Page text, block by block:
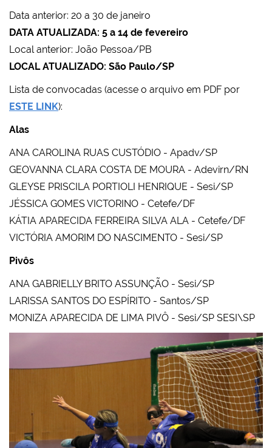
Data anterior: 20 a 30 de janeiro
DATA ATUALIZADA: 5 a 14 de fevereiro
Local anterior: João Pessoa/PB
LOCAL ATUALIZADO: São Paulo/SP
Lista de convocadas (acesse o arquivo em PDF por
ESTE LINK):
Alas
ANA CAROLINA RUAS CUSTÓDIO - Apadv/SP
GEOVANNA CLARA COSTA DE MOURA - Adevirn/RN
GLEYSE PRISCILA PORTIOLI HENRIQUE - Sesi/SP
JÉSSICA GOMES VICTORINO - Cetefe/DF
KÁTIA APARECIDA FERREIRA SILVA ALA - Cetefe/DF
VICTÓRIA AMORIM DO NASCIMENTO - Sesi/SP
Pivôs
ANA GABRIELLY BRITO ASSUNÇÃO - Sesi/SP
LARISSA SANTOS DO ESPÍRITO - Santos/SP
MONIZA APARECIDA DE LIMA PIVÔ - Sesi/SP SESI\SP